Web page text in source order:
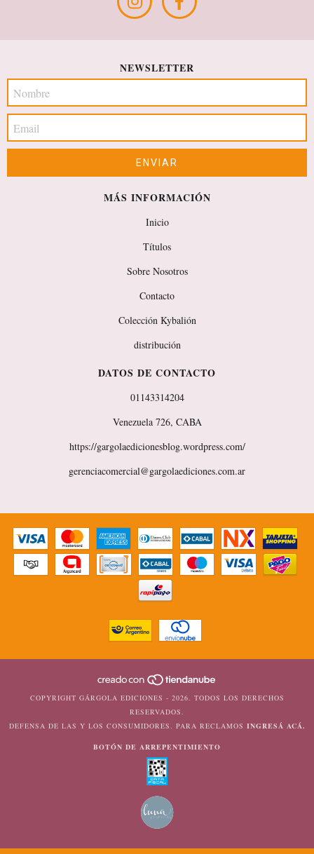
NEWSLETTER
MÁS INFORMACIÓN
Inicio
Títulos
Sobre Nosotros
Contacto
Colección Kybalión
distribución
DATOS DE CONTACTO
01143314204
Venezuela 726, CABA
https://gargolaedicionesblog.wordpress.com/
gerenciacomercial@gargolaediciones.com.ar
COPYRIGHT GÁRGOLA EDICIONES - 2026. TODOS LOS DERECHOS
RESERVADOS.
DEFENSA DE LAS Y LOS CONSUMIDORES. PARA RECLAMOS INGRESÁ ACÁ.
BOTÓN DE ARREPENTIMIENTO